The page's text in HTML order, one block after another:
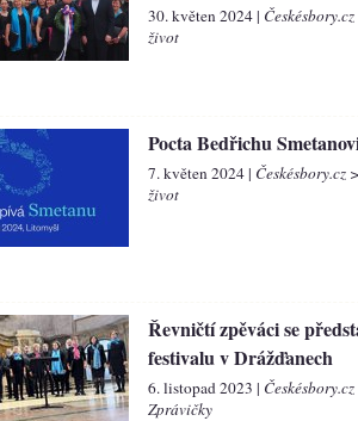
30. květen 2024 |
život
Pocta Bedřichu
7. květen 2024 | Českésbory.cz
život
Řevničtí zpěváci se
festivalu v Drážďanech
6. listopad 2023 |
Zprávičky